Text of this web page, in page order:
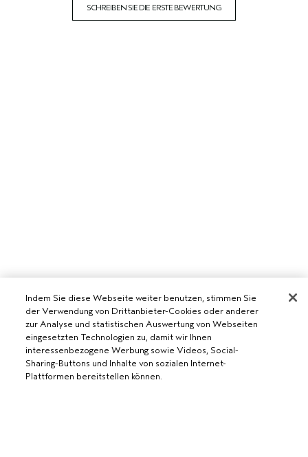
SCHREIBEN SIE DIE ERSTE BEWERTUNG
Indem Sie diese Webseite weiter benutzen, stimmen Sie
der Verwendung von Drittanbieter-Cookies oder anderer
zur Analyse und statistischen Auswertung von Webseiten
eingesetzten Technologien zu, damit wir Ihnen
interessenbezogene Werbung sowie Videos, Social-
Sharing-Buttons und Inhalte von sozialen Internet-
Plattformen bereitstellen können.